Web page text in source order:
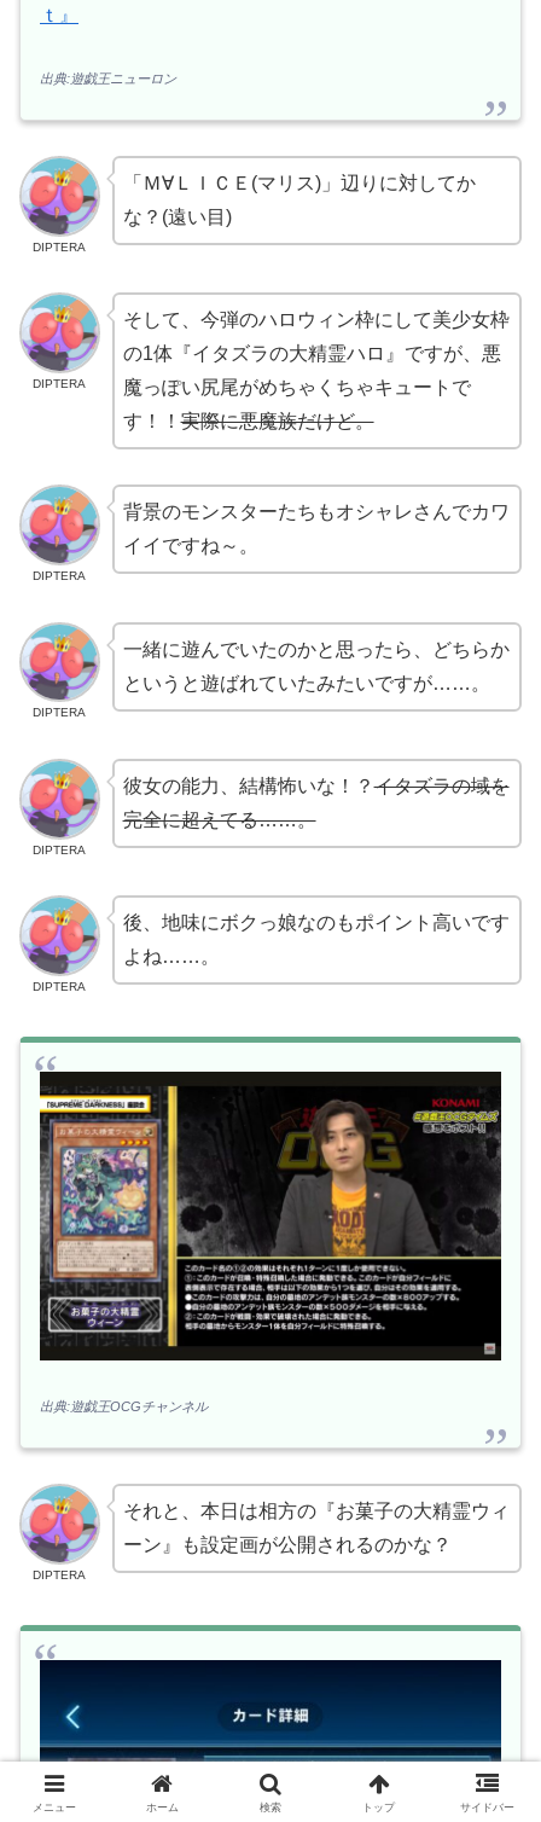
ｔ』
出典:遊戯王ニューロン
DIPTERA
「Ｍ∀ＬＩＣＥ(マリス)」辺りに対してか
な？(遠い目)
DIPTERA
そして、今弾のハロウィン枠にして美少女枠
の1体『イタズラの大精霊ハロ』ですが、悪
魔っぽい尻尾がめちゃくちゃキュートで
す！！実際に悪魔族だけど。
DIPTERA
背景のモンスターたちもオシャレさんでカワ
イイですね～。
DIPTERA
一緒に遊んでいたのかと思ったら、どちらか
というと遊ばれていたみたいですが……。
DIPTERA
彼女の能力、結構怖いな！？イタズラの域を
完全に超えてる……。
DIPTERA
後、地味にボクっ娘なのもポイント高いです
よね……。
出典:遊戯王OCGチャンネル
DIPTERA
それと、本日は相方の『お菓子の大精霊ウィ
ーン』も設定画が公開されるのかな？
メニュー ホーム 検索 トップ サイドバー